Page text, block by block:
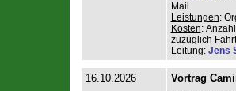
Mail.
Leistungen:
Kosten:
zuzüglich
Leitung: Jens
16.10.2026 Vortrag